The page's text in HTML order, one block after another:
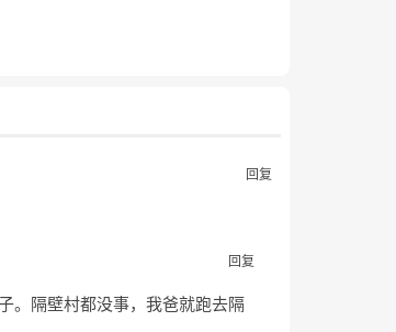
回复
回复
。隔壁村都没事，我爸就跑去隔